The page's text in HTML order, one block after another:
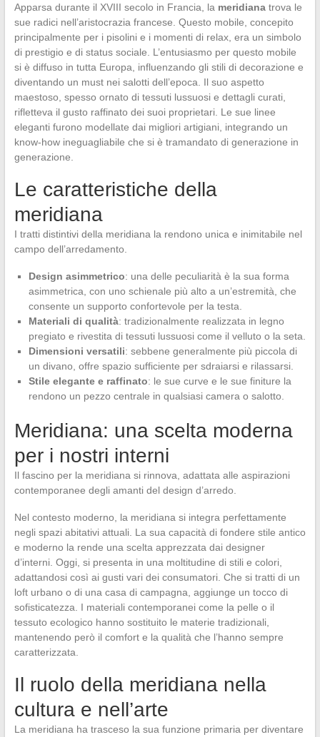
Apparsa durante il XVIII secolo in Francia, la meridianatrova le
sue radici nell’aristocrazia francese. Questo mobile, concepito
principalmente per i pisolini e i momenti di relax, era un simbolo
di prestigio e di status sociale. L’entusiasmo per questo mobile
si è diffuso in tutta Europa, influenzando gli stili di decorazione e
diventando un must nei salotti dell’epoca. Il suo aspetto
maestoso, spesso ornato di tessuti lussuosi e dettagli curati,
rifletteva il gusto raffinato dei suoi proprietari. Le sue linee
eleganti furono modellate dai migliori artigiani, integrando un
know-how ineguagliabile che si è tramandato di generazione in
generazione.
Le caratteristiche della
meridiana
I tratti distintivi della meridiana la rendono unica e inimitabile nel
campo dell’arredamento.
Design asimmetrico: una delle peculiarità è la sua forma
asimmetrica, con uno schienale più alto a un’estremità, che
consente un supporto confortevole per la testa.
Materiali di qualità: tradizionalmente realizzata in legno
pregiato e rivestita di tessuti lussuosi come il velluto o la seta.
Dimensioni versatili: sebbene generalmente più piccola di
un divano, offre spazio sufficiente per sdraiarsi e rilassarsi.
Stile elegante e raffinato: le sue curve e le sue finiture la
rendono un pezzo centrale in qualsiasi camera o salotto.
Meridiana: una scelta moderna
per i nostri interni
Il fascino per la meridiana si rinnova, adattata alle aspirazioni
contemporanee degli amanti del design d’arredo.
Nel contesto moderno, la meridiana si integra perfettamente
negli spazi abitativi attuali. La sua capacità di fondere stile antico
e moderno la rende una scelta apprezzata dai designer
d’interni. Oggi, si presenta in una moltitudine di stili e colori,
adattandosi così ai gusti vari dei consumatori. Che si tratti di un
loft urbano o di una casa di campagna, aggiunge un tocco di
sofisticatezza. I materiali contemporanei come la pelle o il
tessuto ecologico hanno sostituito le materie tradizionali,
mantenendo però il comfort e la qualità che l’hanno sempre
caratterizzata.
Il ruolo della meridiana nella
cultura e nell’arte
La meridiana ha trasceso la sua funzione primaria per diventare